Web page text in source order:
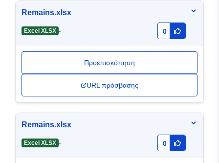
Remains.xlsx
Excel XLSX - 0
Προεπισκόπηση
URL πρόσβασης
Remains.xlsx
Excel XLSX - 0